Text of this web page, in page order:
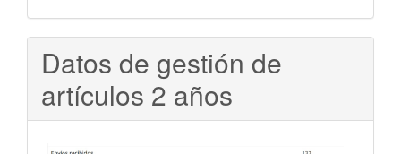
Datos de gestión de
artículos 2 años